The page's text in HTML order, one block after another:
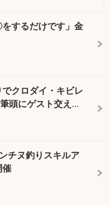
をするだけです」金
クロダイ・キビレ
頭にゲスト交え...
チヌ釣りスキルア
催